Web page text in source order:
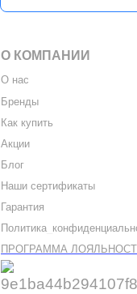
О КОМПАНИИ
О нас
Бренды
Как купить
Акции
Блог
Наши сертификаты
Гарантия
Политика
ПРОГРАММА